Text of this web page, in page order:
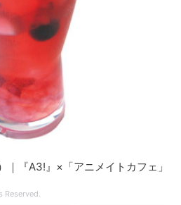
｜『A3!』×「アニメイトカフェ」
Reserved.